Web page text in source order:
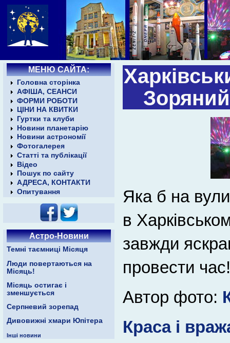
МЕНЮ САЙТА:
Головна сторінка
АФІША, СЕАНСИ
ФОРМИ РОБОТИ
ЦІНИ НА КВИТКИ
Гуртки та клуби
Новини планетарію
Новини астрономії
Фотогалерея
Статті та публікації
Відео
Пошук по сайту
АДРЕСА, КОНТАКТИ
Опитування
Астро-Новини
Темні таємниці Місяця
Люди повертаються на
Місяць!
Місяць остигає і
зменшується
Серпневий зорепад
Дивовижні хмари Юпітера
Інші новини
Зоряний
Яка б на
в
завжди
провести час!
Автор фото:
Краса і